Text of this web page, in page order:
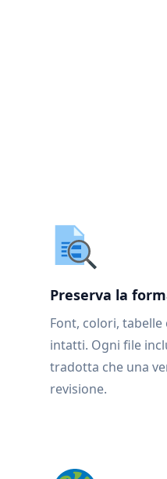
Preserva la
Font, colori,
intatti. Ogni file
tradotta che una
revisione.